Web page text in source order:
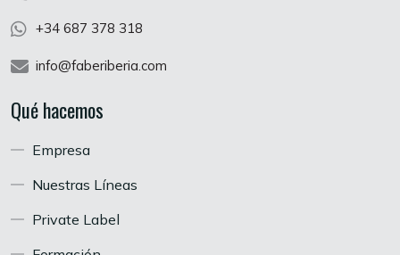
+34 687 378 318
info@faberiberia.com
Qué hacemos
Empresa
Nuestras Líneas
Private Label